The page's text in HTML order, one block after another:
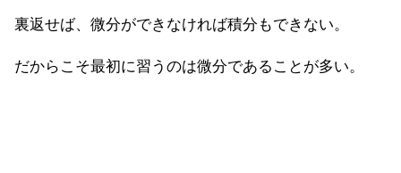
裏返せば、微分ができなければ積分もできない。
だからこそ最初に習うのは微分であることが多い。